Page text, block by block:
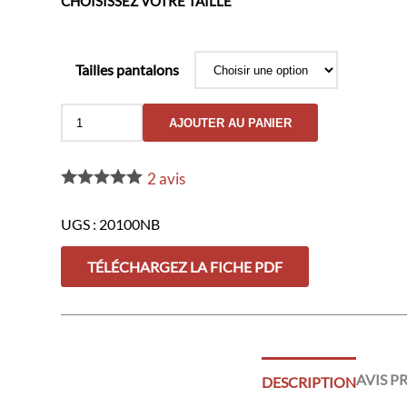
Tailles pantalons
Pantalon
Privée
bandes
HV
GK
AJOUTER AU PANIER
2avis
UGS : 20100NB
TÉLÉCHARGEZ LA FICHE PDF
DESCRIPTIONAVIS